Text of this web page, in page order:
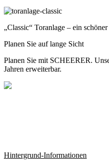
„Classic“ Toranlage – ein
Planen Sie auf lange Sicht
Planen Sie mit SCHEERER.
Jahren erweiterbar.
Hintergrund-Informationen